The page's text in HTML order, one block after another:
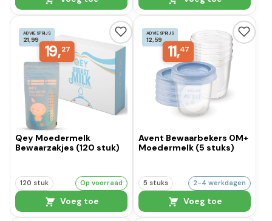
ADVIESPRIJS
21,99
19,27
Qey Moedermelk
Bewaarzakjes (120 stuk)
120 stuk Op voorraad
Voeg toe
ADVIESPRIJS
12,59
11,47
Avent Bewaarbekers 0M+
Moedermelk (5 stuks)
5 stuks 2-4 werkdagen
Voeg toe